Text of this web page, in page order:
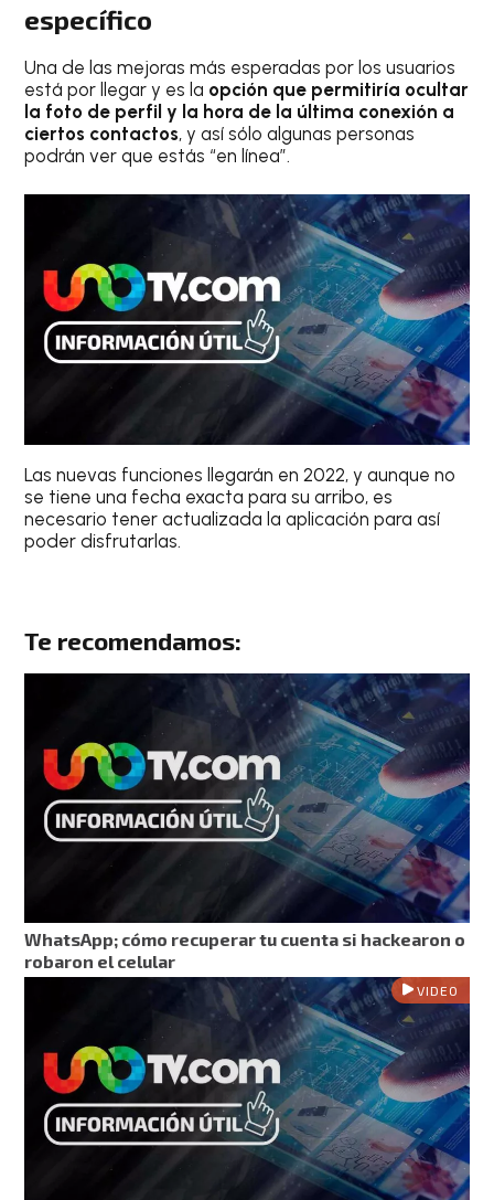
específico
Una de las mejoras más esperadas por los usuarios
está por llegar y es la opción que permitiría ocultar
la foto de perfil y la hora de la última conexión a
ciertos contactos, y así sólo algunas personas
podrán ver que estás “en línea”.
Las nuevas funciones llegarán en 2022, y aunque no
se tiene una fecha exacta para su arribo, es
necesario tener actualizada la aplicación para así
poder disfrutarlas.
Te recomendamos:
WhatsApp; cómo recuperar tu cuenta si hackearon o
robaron el celular
VIDEO